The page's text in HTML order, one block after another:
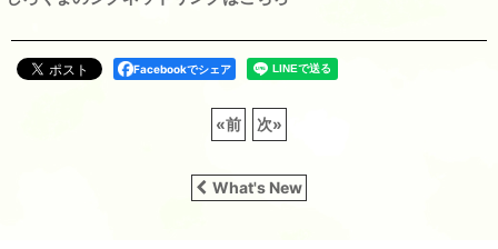
Facebookでシェア
«前 次»
What's New